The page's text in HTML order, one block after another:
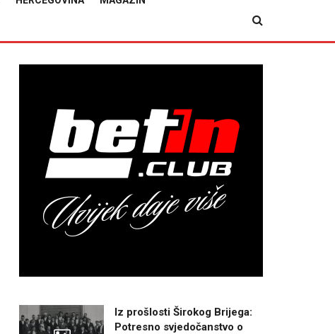
Iz prošlosti Širokog Brijega:
Potresno svjedočanstvo o